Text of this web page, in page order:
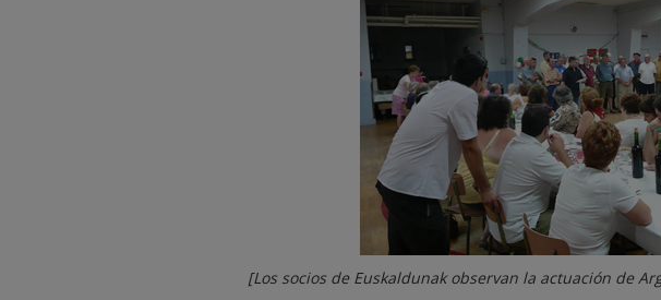
[Los socios de Euskaldunak observan la actuación de